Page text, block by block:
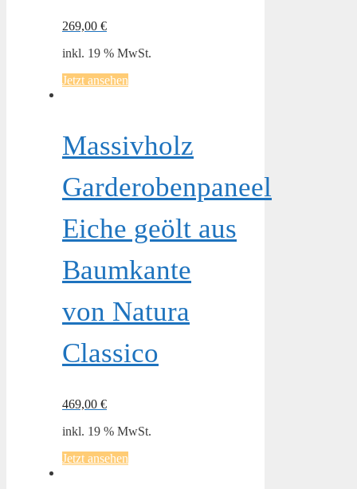
269,00 €
inkl. 19 % MwSt.
Jetzt ansehen
Massivholz
Garderobenpaneel
Eiche geölt aus
Baumkante
von Natura
Classico
469,00 €
inkl. 19 % MwSt.
Jetzt ansehen